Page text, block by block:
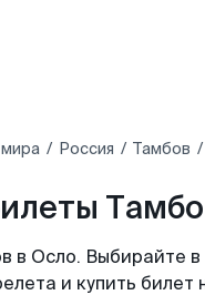
Россия Тамбов
в Осло. Выбирайте
и купить